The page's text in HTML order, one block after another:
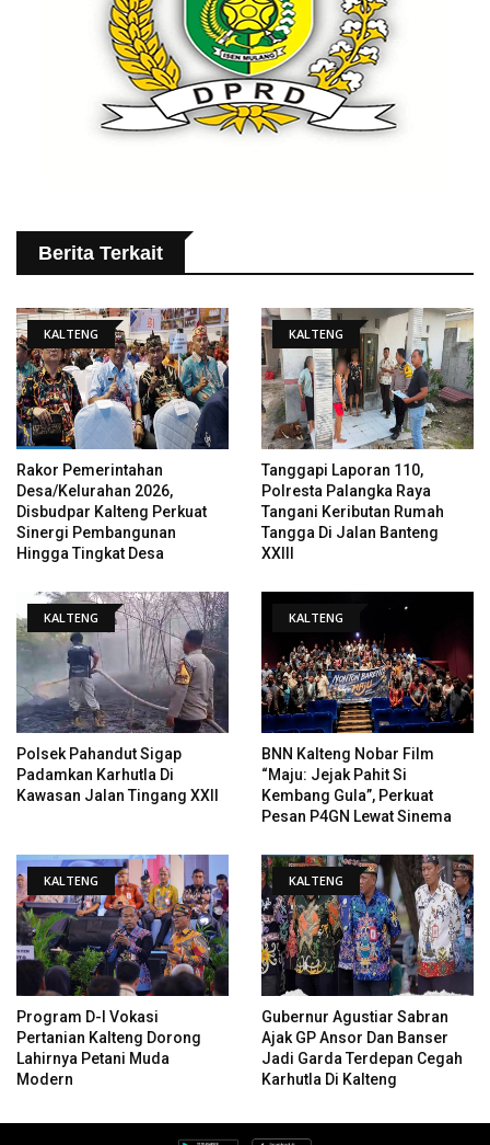
Berita Terkait
KALTENG
Rakor Pemerintahan
Desa/Kelurahan 2026,
Disbudpar Kalteng Perkuat
Sinergi Pembangunan
Hingga Tingkat Desa
KALTENG
Tanggapi Laporan 110,
Polresta Palangka Raya
Tangani Keributan Rumah
Tangga Di Jalan Banteng
XXIII
KALTENG
Polsek Pahandut Sigap
Padamkan Karhutla Di
Kawasan Jalan Tingang XXII
KALTENG
BNN Kalteng Nobar Film
“Maju: Jejak Pahit Si
Kembang Gula”, Perkuat
Pesan P4GN Lewat Sinema
KALTENG
Program D-I Vokasi
Pertanian Kalteng Dorong
Lahirnya Petani Muda
Modern
KALTENG
Gubernur Agustiar Sabran
Ajak GP Ansor Dan Banser
Jadi Garda Terdepan Cegah
Karhutla Di Kalteng